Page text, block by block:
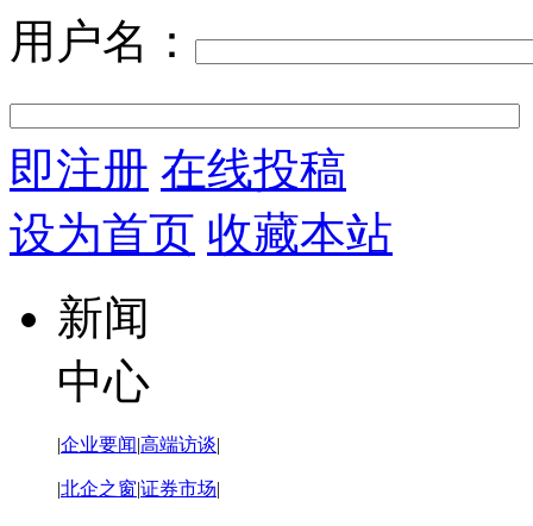
用户名：
即注册 在线投稿
设为首页 收藏本站
新闻
中心
|企业要闻|高端访谈|
|北企之窗|证券市场|